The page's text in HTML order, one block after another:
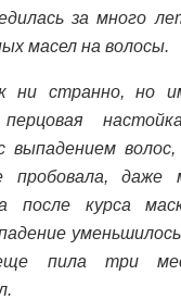
за много
масел на волосы.
ни странно, но
выпадением
пробовала, даже
после курса
уменьшилось
пила три